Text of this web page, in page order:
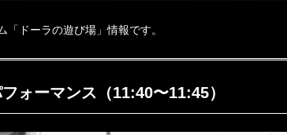
ドーラの遊び場」情報です。
ォーマンス（11:40〜11:45）